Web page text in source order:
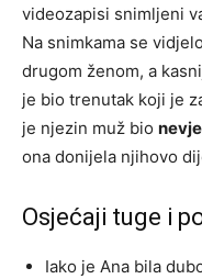
videozapisi snimljeni
Na snimkama se
drugom ženom, a
je bio trenutak koji je
je njezin muž bio
ona donijela njihovo
Osjećaji tuge i
Iako je Ana bila